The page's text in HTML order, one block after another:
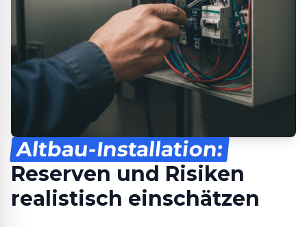
Altbau-Installation:
Reserven und Risiken
realistisch einschätzen